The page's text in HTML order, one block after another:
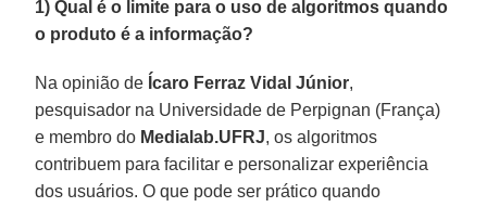
1) Qual é o limite para o uso de algoritmos quando
o produto é a informação?
Na opinião de Ícaro Ferraz Vidal Júnior,
pesquisador na Universidade de Perpignan (França)
e membro do Medialab.UFRJ, os algoritmos
contribuem para facilitar e personalizar experiência
dos usuários. O que pode ser prático quando